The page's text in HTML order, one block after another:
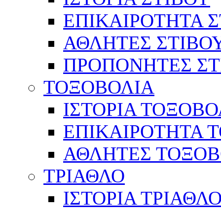
ΕΠΙΚΑΙΡΟΤΗΤΑ
ΑΘΛΗΤΕΣ
ΠΡΟΠΟΝΗΤΕΣ
ΤΟΞΟΒΟΛΙΑ
ΙΣΤΟΡΙΑ
ΕΠΙΚΑΙΡΟΤΗΤΑ
ΑΘΛΗΤΕΣ
ΤΡΙΑΘΛΟ
ΙΣΤΟΡΙΑ